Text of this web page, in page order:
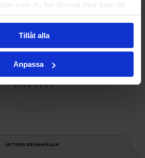
som du har lämnat eller som de
har använt deras tjänster.
Tillåt alla
Anpassa
VISA FLER
INTRESSEANMÄLAN